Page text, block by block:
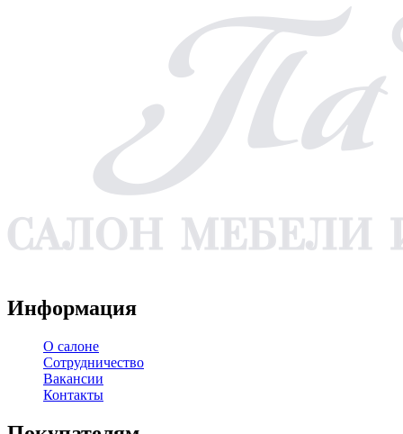
Информация
О салоне
Сотрудничество
Вакансии
Контакты